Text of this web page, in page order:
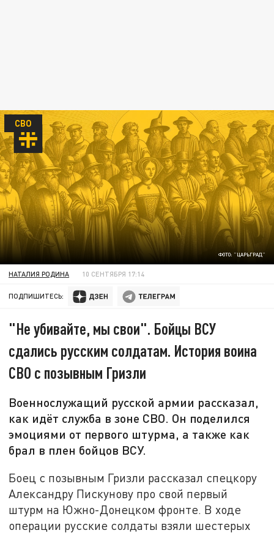
ФОТО: "ЦАРЬГРАД"
СВО
НАТАЛИЯ РОДИНА 10 СЕНТЯБРЯ 17:14
ПОДПИШИТЕСЬ:
"Не убивайте, мы свои". Бойцы ВСУ
сдались русским солдатам. История воина
СВО с позывным Гризли
Военнослужащий русской армии рассказал,
как идёт служба в зоне СВО. Он поделился
эмоциями от первого штурма, а также как
брал в плен бойцов ВСУ.
Боец с позывным Гризли рассказал спецкору
Александру Пискунову про свой первый
штурм на Южно-Донецком фронте. В ходе
операции русские солдаты взяли шестерых